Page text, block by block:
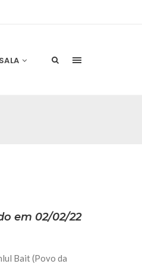
de 1435
em 02/02/22
Bait (Povo da